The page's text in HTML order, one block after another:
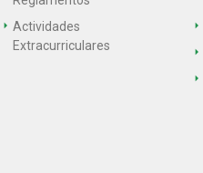
Actividades
Extracurriculares